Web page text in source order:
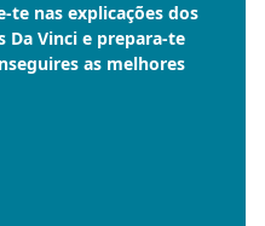
te nas explicações dos
Da Vinci e prepara-te
as melhores